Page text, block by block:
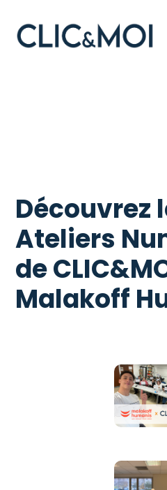
Découvrez
Ateliers
de
Malakoff